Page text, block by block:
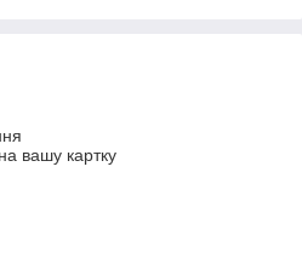
вашу картку